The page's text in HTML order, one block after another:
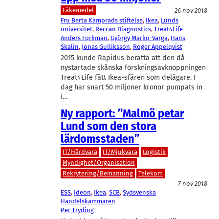
Läkemedel
26 nov 2018
Fru Berta Kamprads stiftelse, Ikea, Lunds
universitet, Reccan Diagnostics, Treat4Life
Anders Forkman, György Marko-Varga, Hans
Skalin, Jonas Gulliksson, Roger Appelqvist
2015 kunde Rapidus berätta att den då
nystartade skånska forskningsavknoppningen
Treat4Life fått Ikea-sfären som delägare. I
dag har snart 50 miljoner kronor pumpats in
i…
Ny rapport: ”Malmö petar
Lund som den stora
lärdomsstaden”
IT/Hårdvara IT/Mjukvara
Logistik
Myndighet/Organisation
Rekrytering/Bemanning
Telekom
7 nov 2018
ESS, Ideon, Ikea, SCB, Sydsvenska
Handelskammaren
Per Tryding